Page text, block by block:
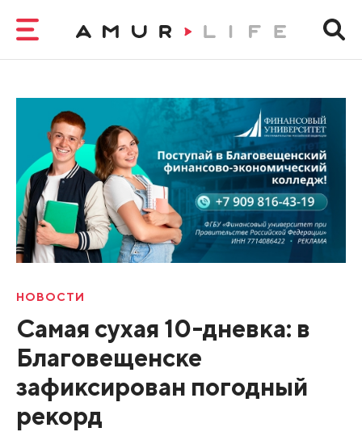
НОВОСТИ
Самая сухая 10-дневка: в
Благовещенске
зафиксирован погодный
рекорд